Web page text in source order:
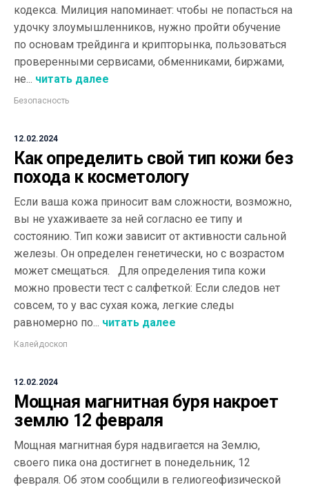
кодекса. Милиция напоминает: чтобы не попасться на
удочку злоумышленников, нужно пройти обучение
по основам трейдинга и крипторынка, пользоваться
проверенными сервисами, обменниками, биржами,
не... читать далее
Безопасность
12.02.2024
Как определить свой тип кожи без
похода к косметологу
Если ваша кожа приносит вам сложности, возможно,
вы не ухаживаете за ней согласно ее типу и
состоянию. Тип кожи зависит от активности сальной
железы. Он определен генетически, но с возрастом
может смещаться. Для определения типа кожи
можно провести тест с салфеткой: Если следов нет
совсем, то у вас сухая кожа, легкие следы
равномерно по... читать далее
Калейдоскоп
12.02.2024
Мощная магнитная буря накроет
землю 12 февраля
Мощная магнитная буря надвигается на Землю,
своего пика она достигнет в понедельник, 12
февраля. Об этом сообщили в гелиогеофизической